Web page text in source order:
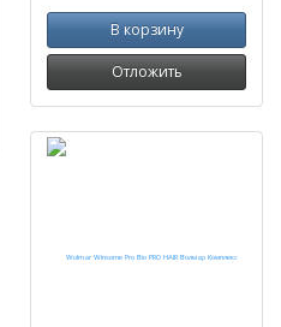
В корзину
Отложить